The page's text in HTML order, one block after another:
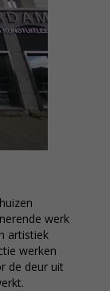
werk
artistiek
werken
de deur uit